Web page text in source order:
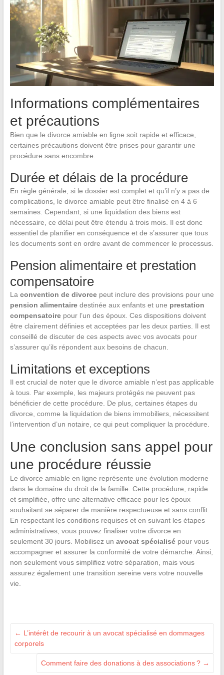
Informations complémentaires
et précautions
Bien que le divorce amiable en ligne soit rapide et efficace,
certaines précautions doivent être prises pour garantir une
procédure sans encombre.
Durée et délais de la procédure
En règle générale, si le dossier est complet et qu’il n’y a pas de
complications, le divorce amiable peut être finalisé en 4 à 6
semaines. Cependant, si une liquidation des biens est
nécessaire, ce délai peut être étendu à trois mois. Il est donc
essentiel de planifier en conséquence et de s’assurer que tous
les documents sont en ordre avant de commencer le processus.
Pension alimentaire et prestation
compensatoire
La convention de divorcepeut inclure des provisions pour une
pension alimentairedestinée aux enfants et une prestation
compensatoirepour l’un des époux. Ces dispositions doivent
être clairement définies et acceptées par les deux parties. Il est
conseillé de discuter de ces aspects avec vos avocats pour
s’assurer qu’ils répondent aux besoins de chacun.
Limitations et exceptions
Il est crucial de noter que le divorce amiable n’est pas applicable
à tous. Par exemple, les majeurs protégés ne peuvent pas
bénéficier de cette procédure. De plus, certaines étapes du
divorce, comme la liquidation de biens immobiliers, nécessitent
l’intervention d’un notaire, ce qui peut compliquer la procédure.
Une conclusion sans appel pour
une procédure réussie
Le divorce amiable en ligne représente une évolution moderne
dans le domaine du droit de la famille. Cette procédure, rapide
et simplifiée, offre une alternative efficace pour les époux
souhaitant se séparer de manière respectueuse et sans conflit.
En respectant les conditions requises et en suivant les étapes
administratives, vous pouvez finaliser votre divorce en
seulement 30 jours. Mobilisez un avocat spécialisépour vous
accompagner et assurer la conformité de votre démarche. Ainsi,
non seulement vous simplifiez votre séparation, mais vous
assurez également une transition sereine vers votre nouvelle
vie.
← L’intérêt de recourir à un avocat spécialisé en dommages
corporels
Comment faire des donations à des associations ? →